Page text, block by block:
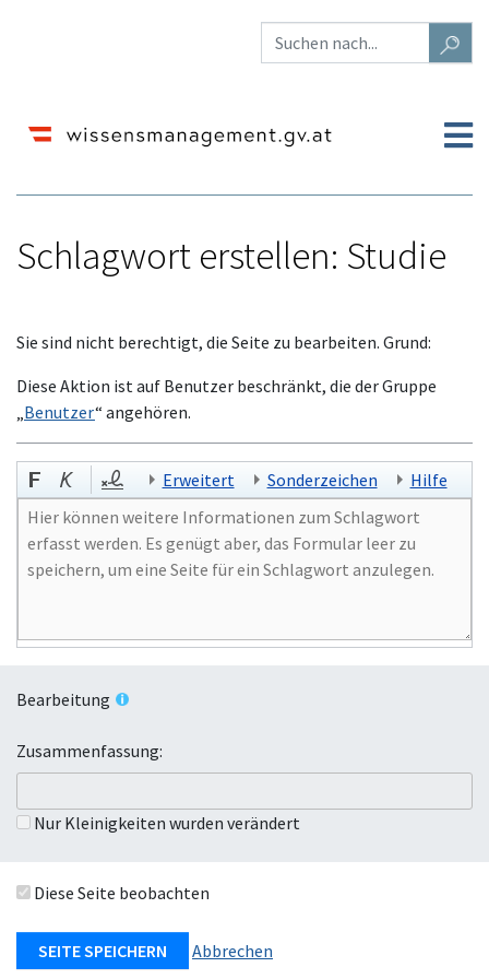
Schlagwort erstellen: Studie
Wechseln zu:Navigation, Suche
Sie sind nicht berechtigt, die Seite zu bearbeiten. Grund:
Diese Aktion ist auf Benutzer beschränkt, die der Gruppe
Benutzer“ angehören.
Erweitert Sonderzeichen Hilfe
Bearbeitung
Zusammenfassung:
Nur Kleinigkeiten wurden verändert
Diese Seite beobachten
Abbrechen